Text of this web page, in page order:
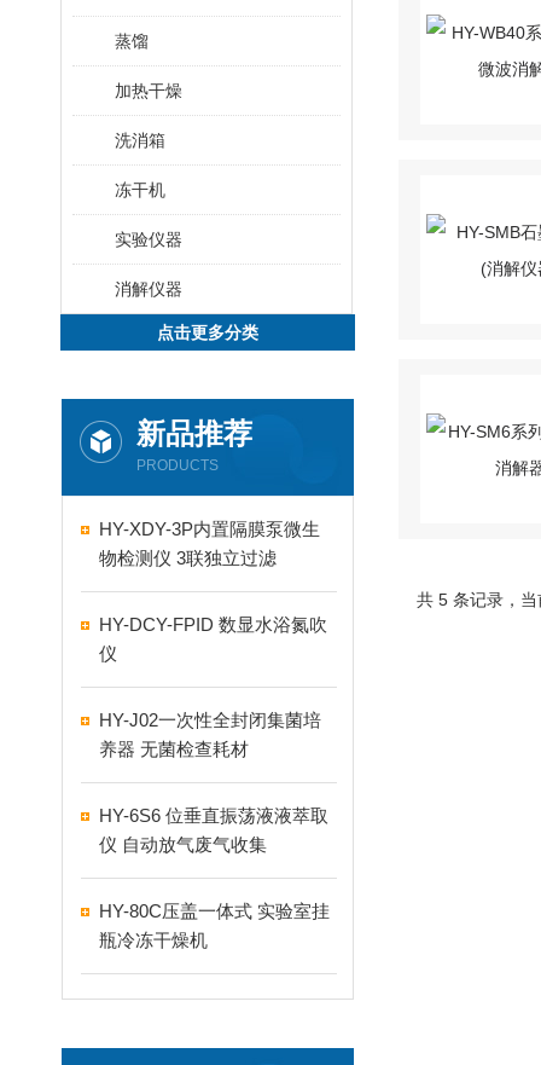
蒸馏
加热干燥
洗消箱
冻干机
实验仪器
消解仪器
点击更多分类
新品推荐
PRODUCTS
HY-XDY-3P内置隔膜泵微生
物检测仪 3联独立过滤
HY-DCY-FPID 数显水浴氮吹
仪
HY-J02一次性全封闭集菌培
养器 无菌检查耗材
HY-6S6 位垂直振荡液液萃取
仪 自动放气废气收集
HY-80C压盖一体式 实验室挂
瓶冷冻干燥机
共 5 条记录，